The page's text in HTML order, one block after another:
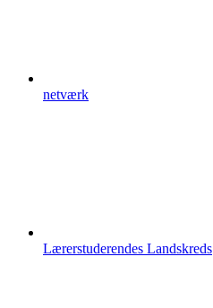
netværk
Lærerstuderendes Landskreds